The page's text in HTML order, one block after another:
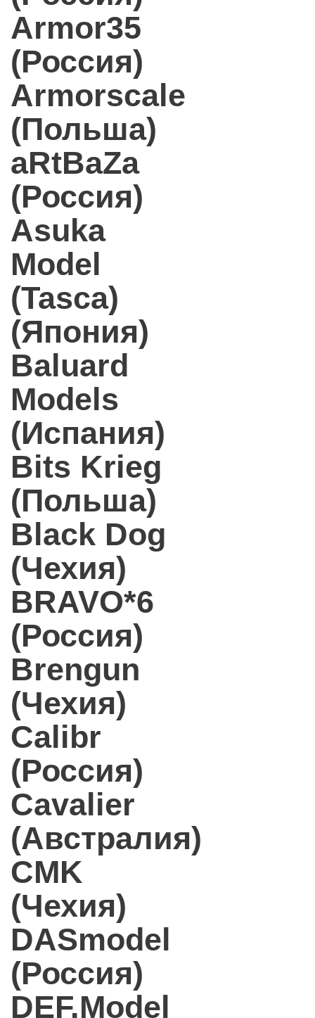
Armor35
(Россия)
Armorscale
(Польша)
aRtBaZa
(Россия)
Asuka
Model
(Tasca)
(Япония)
Baluard
Models
(Испания)
Bits Krieg
(Польша)
Black Dog
(Чехия)
BRAVO*6
(Россия)
Brengun
(Чехия)
Calibr
(Россия)
Cavalier
(Австралия)
CMK
(Чехия)
DASmodel
(Россия)
DEF.Model